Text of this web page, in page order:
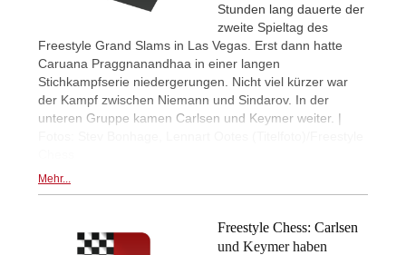
Stunden lang dauerte der
zweite Spieltag des
Freestyle Grand Slams in Las Vegas. Erst dann hatte
Caruana Praggnanandhaa in einer langen
Stichkampfserie niedergerungen. Nicht viel kürzer war
der Kampf zwischen Niemann und Sindarov. In der
unteren Gruppe kamen Carlsen und Keymer weiter. |
Mehr...
Freestyle Chess: Carlsen
und Keymer haben